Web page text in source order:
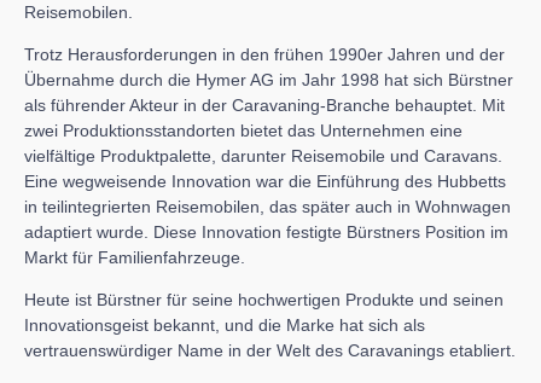
Reisemobilen.
Trotz Herausforderungen in den frühen 1990er Jahren und der
Übernahme durch die Hymer AG im Jahr 1998 hat sich Bürstner
als führender Akteur in der Caravaning-Branche behauptet. Mit
zwei Produktionsstandorten bietet das Unternehmen eine
vielfältige Produktpalette, darunter Reisemobile und Caravans.
Eine wegweisende Innovation war die Einführung des Hubbetts
in teilintegrierten Reisemobilen, das später auch in Wohnwagen
adaptiert wurde. Diese Innovation festigte Bürstners Position im
Markt für Familienfahrzeuge.
Heute ist Bürstner für seine hochwertigen Produkte und seinen
Innovationsgeist bekannt, und die Marke hat sich als
vertrauenswürdiger Name in der Welt des Caravanings etabliert.